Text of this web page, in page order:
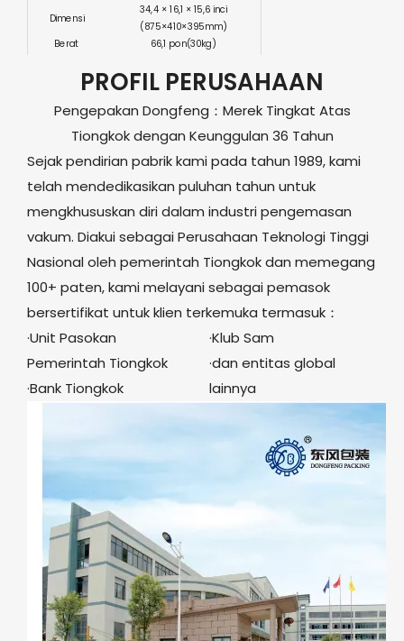
Dimensi
34,4 × 16,1 × 15,6 inci
(875×410×395mm)
Berat
66,1 pon(30kg)
PROFIL PERUSAHAAN
Pengepakan Dongfeng：Merek Tingkat Atas
Tiongkok dengan Keunggulan 36 Tahun
Sejak pendirian pabrik kami pada tahun 1989, kami
telah mendedikasikan puluhan tahun untuk
mengkhususkan diri dalam industri pengemasan
vakum. Diakui sebagai Perusahaan Teknologi Tinggi
Nasional oleh pemerintah Tiongkok dan memegang
100+ paten, kami melayani sebagai pemasok
bersertifikat untuk klien terkemuka termasuk：
·Unit Pasokan
Pemerintah Tiongkok
·Bank Tiongkok
·Klub Sam
·dan entitas global
lainnya